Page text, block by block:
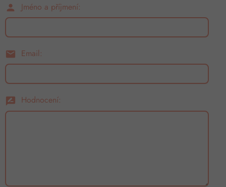
person Jméno a příjmení:
email Email:
rate_review Hodnocení: